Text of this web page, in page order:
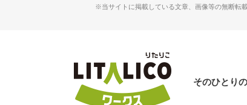
※当サイトに掲載している文章、画像等の無断転
そのひとり